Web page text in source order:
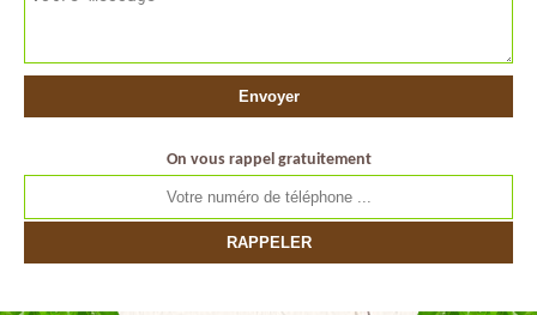
On vous rappel gratuitement